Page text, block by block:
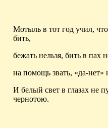
Мотыль в тот год учил,
бить,
бежать нельзя, бить в пах
на помощь звать, «да-нет»
И белый свет в глазах не
чернотою.